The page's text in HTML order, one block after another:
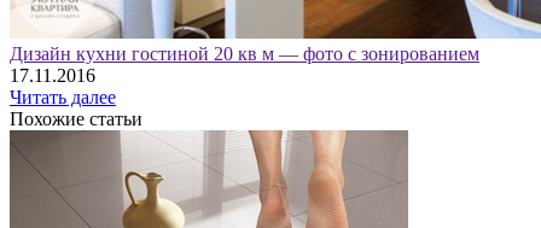
Дизайн кухни гостиной 20 кв м — фото с зонированием
17.11.2016
Читать далее
Похожие статьи